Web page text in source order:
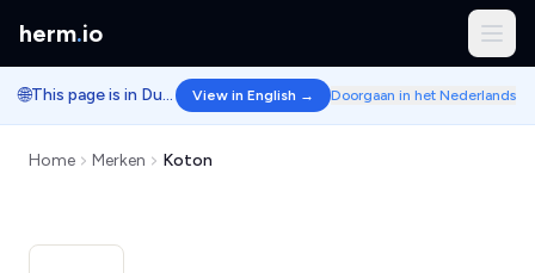
herm.io
🌐 This page is in Dutch. View in English → Doorgaan in het Nederlands
Home Merken Koton